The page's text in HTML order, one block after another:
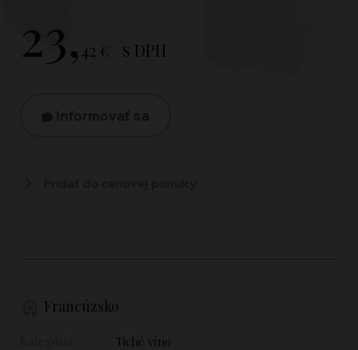
Francúzsko
Tiché víno
23, 42 € s DPH